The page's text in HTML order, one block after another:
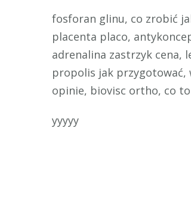
fosforan glinu, co zrobić
placenta placo,
adrenalina zastrzyk cena,
propolis jak przygotować,
opinie, biovisc ortho, co
yyyyy